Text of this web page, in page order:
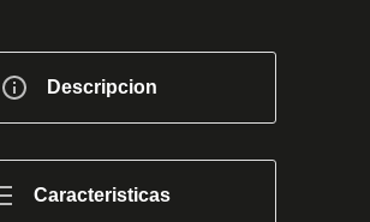
Descripcion
Caracteristicas